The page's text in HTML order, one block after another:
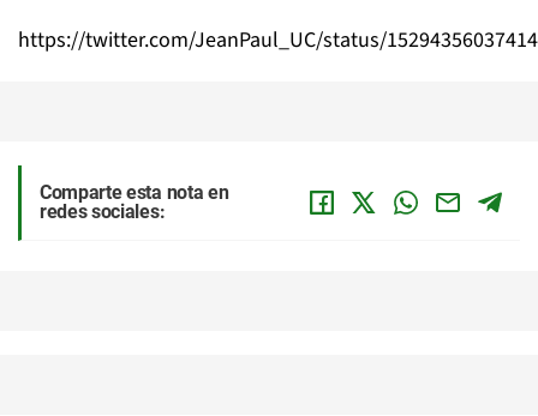
https://twitter.com/JeanPaul_UC/status/
Comparte esta nota en
redes sociales: